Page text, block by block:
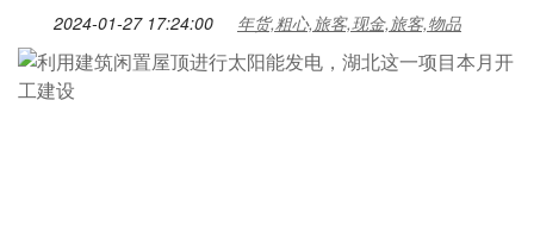
2024-01-27 17:24:00 年货,粗心,旅客,现金,旅客,物品